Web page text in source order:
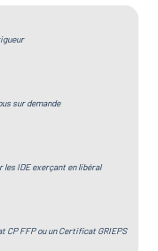
sur demande
IDE exerçant en libéral
FFP ou un Certificat GRIEPS